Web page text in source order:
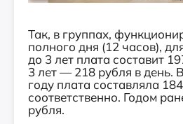
Так, в группах,
полного дня (12 часов),
до 3 лет плата составит
3 лет — 218 рубля в день.
году плата составляла
соответственно. Годом
рубля.